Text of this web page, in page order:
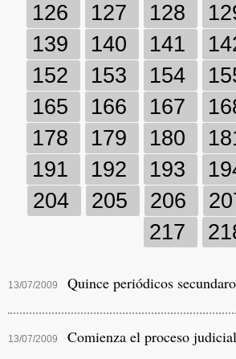
126
127 128
139
140 141
152
153 154
165
166 167
178
179 180
191
192 193
204
205 206
217
13/07/2009 Quince periódicos
13/07/2009 Comienza el proceso